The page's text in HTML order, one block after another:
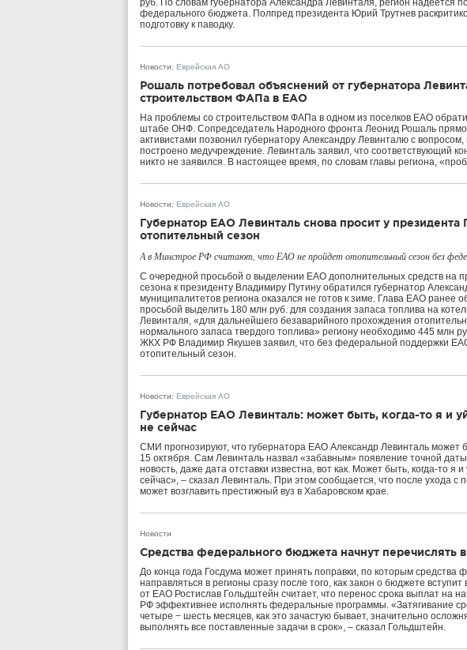
руб. По словам губернатора Александра Левинталя, регион надеется
федерального бюджета. Полпред президента Юрий Трутнев
подготовку к паводку.
Новости: Еврейская АО
Рошаль потребовал объяснений от губернатора
строительством ФАПа в ЕАО
На проблемы со строительством ФАПа в одном из поселков ЕАО
штабе ОНФ. Сопредседатель Народного фронта Леонид Рошаль
активистами позвонил губернатору Александру Левинталю с
построено медучреждение. Левинталь заявил, что соответствующий
никто не заявился. В настоящее время, по словам главы региона,
Новости: Еврейская АО
Губернатор ЕАО Левинталь снова просит у президента
отопительный сезон
А в Минстрое РФ считают, что ЕАО не пройдет отопительный сезон без
С очередной просьбой о выделении ЕАО дополнительных средств на
сезона к президенту Владимиру Путину обратился губернатор
муниципалитетов региона оказался не готов к зиме. Глава ЕАО ранее
просьбой выделить 180 млн руб. для создания запаса топлива на
Левинталя, «для дальнейшего безаварийного прохождения
нормального запаса твердого топлива» региону необходимо 445 млн
ЖКХ РФ Владимир Якушев заявил, что без федеральной поддержки
отопительный сезон.
Новости: Еврейская АО
Губернатор ЕАО Левинталь: может быть, когда-то я и
не сейчас
СМИ прогнозируют, что губернатора ЕАО Александр Левинталь может
15 октября. Сам Левинталь назвал «забавным» появление точной
новость, даже дата отставки известна, вот как. Может быть, когда-то я и
сейчас», – сказал Левинталь. При этом сообщается, что после ухода с
может возглавить престижный вуз в Хабаровском крае.
Новости
Средства федерального бюджета начнут перечислять
До конца года Госдума может принять поправки, по которым средства
направляться в регионы сразу после того, как закон о бюджете
от ЕАО Ростислав Гольдштейн считает, что перенос срока выплат на
РФ эффективнее исполнять федеральные программы. «Затягивание
четыре − шесть месяцев, как это зачастую бывает, значительно
выполнять все поставленные задачи в срок», – сказал Гольдштейн.